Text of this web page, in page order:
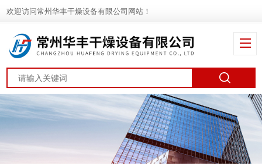
欢迎访问常州华丰干燥设备有限公司网站！